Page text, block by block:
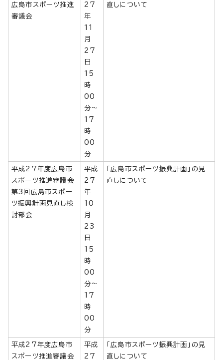
広島市スポーツ推進
審議会
27
年
11
月
27
日
15
時
00
分～
17
時
00
分
直しについて
平成27年度広島市
スポーツ推進審議会
第3回広島市スポー
ツ振興計画見直し検
討部会
平成
27
年
10
月
23
日
15
時
00
分～
17
時
00
分
「広島市スポーツ振興計画」の見
直しについて
平成27年度広島市
スポーツ推進審議会
平成
27
「広島市スポーツ振興計画」の見
直しについて